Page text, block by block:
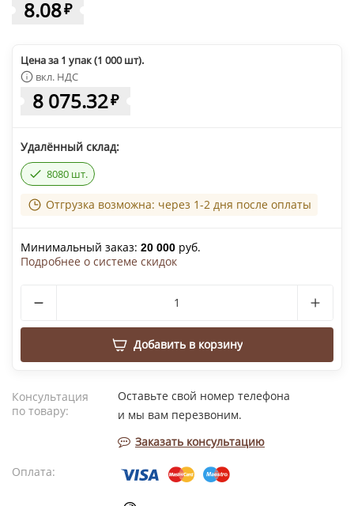
8.08₽
Цена за 1 упак (1 000 шт).
вкл. НДС
8 075.32₽
Удалённый склад:
8080 шт.
Отгрузка возможна: через 1-2 дня после оплаты
Минимальный заказ: 20 000 руб.
Подробнее о системе скидок
Добавить в корзину
Консультация
по товару:
Оставьте свой номер телефона
и мы вам перезвоним.
Заказать консультацию
Оплата: